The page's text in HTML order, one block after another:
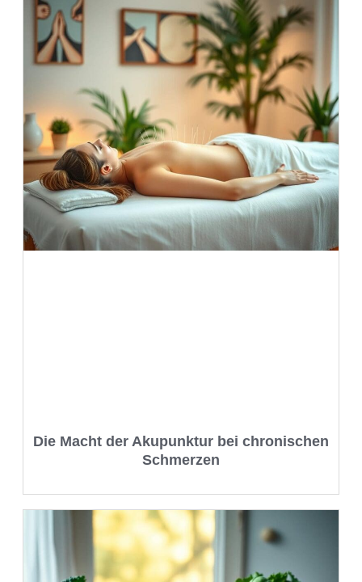
Die Macht der Akupunktur bei chronischen
Schmerzen